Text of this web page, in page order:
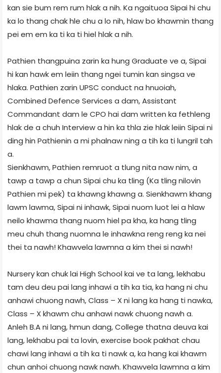
kan sie bum rem rum hlak a nih. Ka ngaituoa Sipai hi chu
ka lo thang chak hle chu a lo nih, hlaw bo khawmin thang
pei em em ka ti ka ti hiel hlak a nih.
Pathien thangpuina zarin ka hung Graduate ve a, Sipai
hi kan hawk em leiin thang ngei tumin kan singsa ve
hlaka. Pathien zarin UPSC conduct na hnuoiah,
Combined Defence Services a dam, Assistant
Commandant dam le CPO hai dam written ka fethleng
hlak de a chuh Interview a hin ka thla zie hlak leiin Sipai ni
ding hin Pathienin a mi phalnaw ning a tih ka ti lungril tah
a.
Sienkhawm, Pathien remruot a tlung nita naw nim, a
tawp a tawp a chun Sipai chu ka tling (Ka tling nilovin
Pathien mi pek) ta khawng khawng a. Sienkhawm khang
lawm lawma, Sipai ni inhawk, Sipai nuom luot lei a hlaw
neilo khawma thang nuom hiel pa kha, ka hang tling
meu chuh thang nuomna le inhawkna reng reng ka nei
thei ta nawh! Khawvela lawmna a kim thei si nawh!
Nursery kan chuk lai High School kai ve ta lang, lekhabu
tam deu deu pai lang inhawi a tih ka tia, ka hang ni chu
anhawi chuong nawh, Class – X ni lang ka hang ti nawka,
Class – X khawm chu anhawi nawk chuong nawh a.
Anleh B.A ni lang, hmun dang, College thatna deuva kai
lang, lekhabu pai ta lovin, exercise book pakhat chau
chawi lang inhawi a tih ka ti nawk a, ka hang kai khawm
chun anhoi chuong nawk nawh. Khawvela lawmna a kim